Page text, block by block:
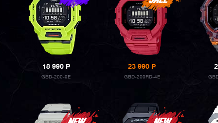
18 990P
GBD-200-9E
23 990P
GBD-200RD-4E